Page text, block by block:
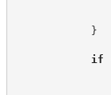
}
if